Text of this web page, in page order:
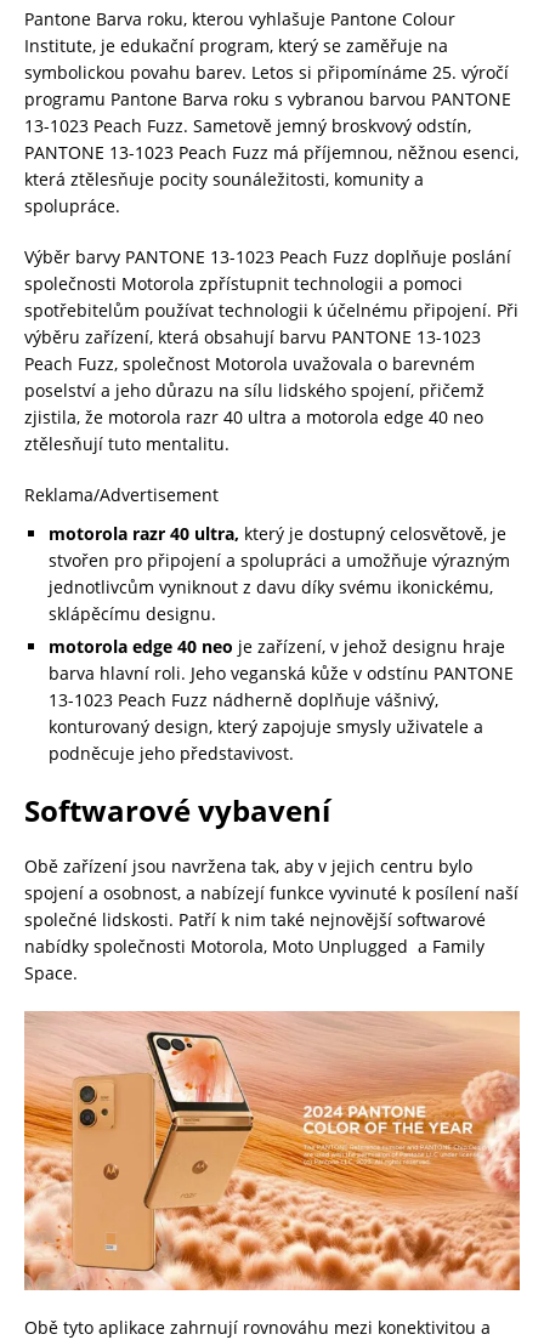
Pantone Barva roku, kterou vyhlašuje Pantone Colour
Institute, je edukační program, který se zaměřuje na
symbolickou povahu barev. Letos si připomínáme 25. výročí
programu Pantone Barva roku s vybranou barvou PANTONE
13-1023 Peach Fuzz. Sametově jemný broskvový odstín,
PANTONE 13-1023 Peach Fuzz má příjemnou, něžnou esenci,
která ztělesňuje pocity sounáležitosti, komunity a
spolupráce.
Výběr barvy PANTONE 13-1023 Peach Fuzz doplňuje poslání
společnosti Motorola zpřístupnit technologii a pomoci
spotřebitelům používat technologii k účelnému připojení. Při
výběru zařízení, která obsahují barvu PANTONE 13-1023
Peach Fuzz, společnost Motorola uvažovala o barevném
poselství a jeho důrazu na sílu lidského spojení, přičemž
zjistila, že motorola razr 40 ultra a motorola edge 40 neo
ztělesňují tuto mentalitu.
Reklama/Advertisement
motorola razr 40 ultra, který je dostupný celosvětově, je
stvořen pro připojení a spolupráci a umožňuje výrazným
jednotlivcům vyniknout z davu díky svému ikonickému,
sklápěcímu designu.
motorola edge 40 neo je zařízení, v jehož designu hraje
barva hlavní roli. Jeho veganská kůže v odstínu PANTONE
13-1023 Peach Fuzz nádherně doplňuje vášnivý,
konturovaný design, který zapojuje smysly uživatele a
podněcuje jeho představivost.
Softwarové vybavení
Obě zařízení jsou navržena tak, aby v jejich centru bylo
spojení a osobnost, a nabízejí funkce vyvinuté k posílení naší
společné lidskosti. Patří k nim také nejnovější softwarové
nabídky společnosti Motorola, Moto Unplugged a Family
Space.
Obě tyto aplikace zahrnují rovnováhu mezi konektivitou a